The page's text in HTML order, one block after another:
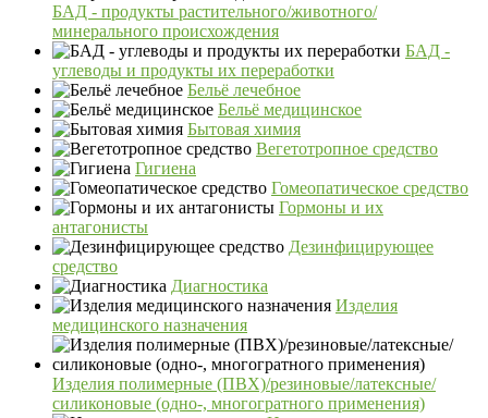
БАД - продукты растительного/животного/
минерального происхождения
БАД -
углеводы и продукты их переработки
Бельё лечебное
Бельё медицинское
Бытовая химия
Вегетотропное средство
Гигиена
Гомеопатическое средство
Гормоны и их
антагонисты
Дезинфицирующее
средство
Диагностика
Изделия
медицинского назначения
Изделия полимерные (ПВХ)/резиновые/латексные/
силиконовые (одно-, многогратного применения)